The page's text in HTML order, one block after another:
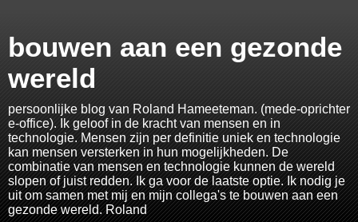
bouwen aan een gezonde
wereld
persoonlijke blog van Roland Hameeteman. (mede-oprichter
e-office). Ik geloof in de kracht van mensen en in
technologie. Mensen zijn per definitie uniek en technologie
kan mensen versterken in hun mogelijkheden. De
combinatie van mensen en technologie kunnen de wereld
slopen of juist redden. Ik ga voor de laatste optie. Ik nodig je
uit om samen met mij en mijn collega's te bouwen aan een
gezonde wereld. Roland